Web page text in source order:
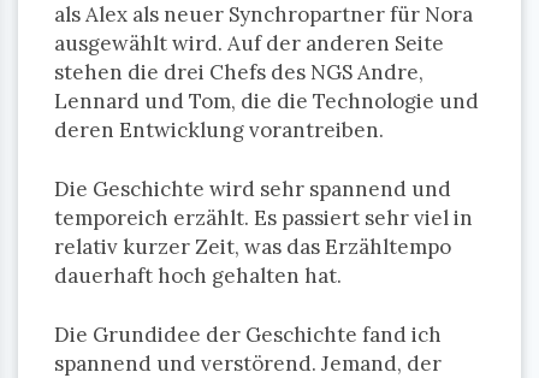
als Alex als neuer Synchropartner für Nora
ausgewählt wird. Auf der anderen Seite
stehen die drei Chefs des NGS Andre,
Lennard und Tom, die die Technologie und
deren Entwicklung vorantreiben.
Die Geschichte wird sehr spannend und
temporeich erzählt. Es passiert sehr viel in
relativ kurzer Zeit, was das Erzähltempo
dauerhaft hoch gehalten hat.
Die Grundidee der Geschichte fand ich
spannend und verstörend. Jemand, der